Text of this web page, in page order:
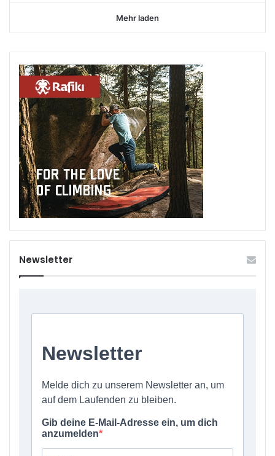
Mehr laden
Newsletter